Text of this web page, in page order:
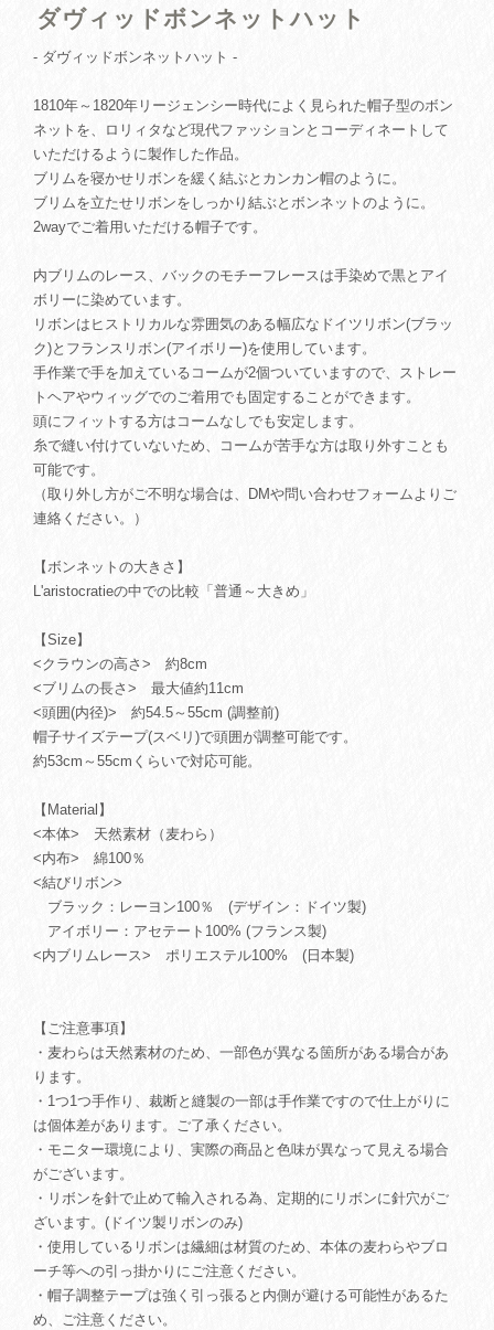
ダヴィッドボンネットハット
- ダヴィッドボンネットハット -
1810年～1820年リージェンシー時代によく見られた帽子型のボン
ネットを、ロリィタなど現代ファッションとコーディネートして
いただけるように製作した作品。
ブリムを寝かせリボンを緩く結ぶとカンカン帽のように。
ブリムを立たせリボンをしっかり結ぶとボンネットのように。
2wayでご着用いただける帽子です。
内ブリムのレース、バックのモチーフレースは手染めで黒とアイ
ボリーに染めています。
リボンはヒストリカルな雰囲気のある幅広なドイツリボン(ブラッ
ク)とフランスリボン(アイボリー)を使用しています。
手作業で手を加えているコームが2個ついていますので、ストレー
トヘアやウィッグでのご着用でも固定することができます。
頭にフィットする方はコームなしでも安定します。
糸で縫い付けていないため、コームが苦手な方は取り外すことも
可能です。
（取り外し方がご不明な場合は、DMや問い合わせフォームよりご
連絡ください。）
【ボンネットの大きさ】
L'aristocratieの中での比較「普通～大きめ」
【Size】
<クラウンの高さ> 約8cm
<ブリムの長さ> 最大値約11cm
<頭囲(内径)> 約54.5～55cm (調整前)
帽子サイズテープ(スベリ)で頭囲が調整可能です。
約53cm～55cmくらいで対応可能。
【Material】
<本体> 天然素材（麦わら）
<内布> 綿100％
<結びリボン>
ブラック：レーヨン100％ (デザイン：ドイツ製)
アイボリー：アセテート100% (フランス製)
<内ブリムレース> ポリエステル100% (日本製)
【ご注意事項】
・麦わらは天然素材のため、一部色が異なる箇所がある場合があ
ります。
・1つ1つ手作り、裁断と縫製の一部は手作業ですので仕上がりに
は個体差があります。ご了承ください。
・モニター環境により、実際の商品と色味が異なって見える場合
がございます。
・リボンを針で止めて輸入される為、定期的にリボンに針穴がご
ざいます。(ドイツ製リボンのみ)
・使用しているリボンは繊細は材質のため、本体の麦わらやブロ
ーチ等への引っ掛かりにご注意ください。
・帽子調整テープは強く引っ張ると内側が避ける可能性があるた
め、ご注意ください。